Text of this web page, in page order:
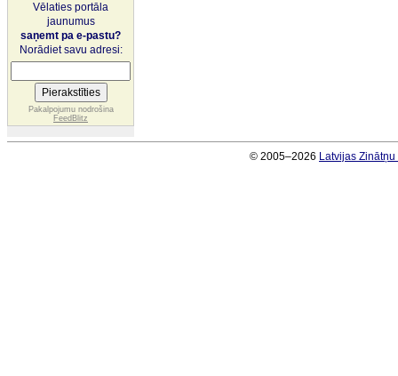
Vēlaties portāla
jaunumus
saņemt pa e-pastu?
Norādiet savu adresi:
Pakalpojumu nodrošina
FeedBlitz
© 2005–2026 Latvijas